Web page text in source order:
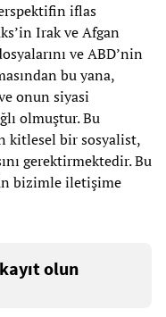
iflas
Irak ve Afgan
ve ABD’nin
bu yana,
onun siyasi
olmuştur. Bu
kitlesel bir sosyalist,
gerektirmektedir. Bu
bizimle iletişime
olun